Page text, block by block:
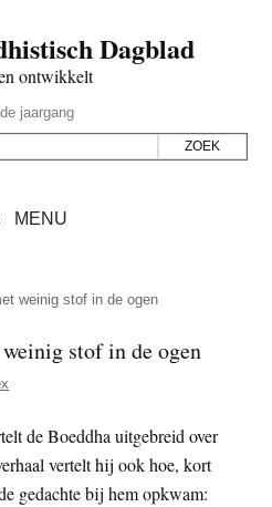
Dagblad
ontwikkelt
jaargang
MENU
weinig stof in de ogen
stof in de ogen
de Boeddha uitgebreid over
vertelt hij ook hoe, kort
gedachte bij hem opkwam: